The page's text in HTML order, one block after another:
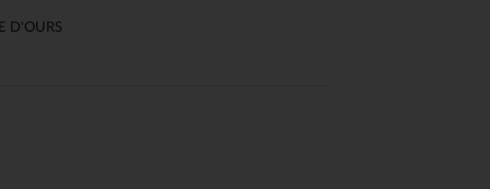
D'OURS